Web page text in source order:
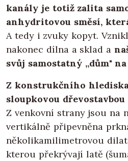
kanály je totiž zalita
anhydritovou směsí,
A tedy i zvuky kopyt.
nakonec dílna a sklad a
svůj samostatný „dům"
Z konstrukčního
sloupkovou
Z venkovní strany jsou na
vertikálně připevněna
několikamilimetrovou
kterou překrývají latě